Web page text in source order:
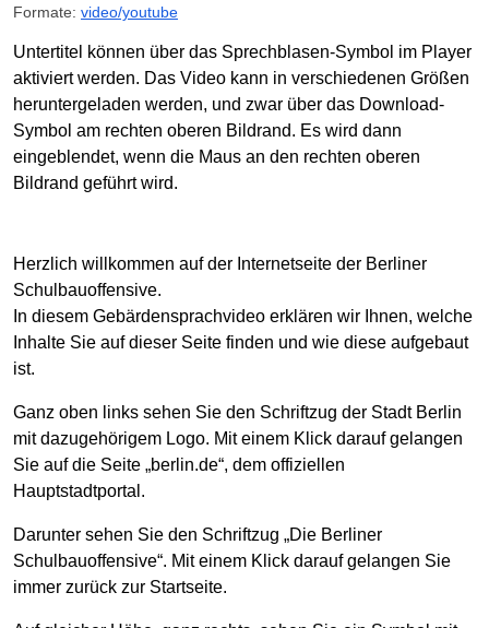
Formate: video/youtube
Untertitel können über das Sprechblasen-Symbol im Player
aktiviert werden. Das Video kann in verschiedenen Größen
heruntergeladen werden, und zwar über das Download-
Symbol am rechten oberen Bildrand. Es wird dann
eingeblendet, wenn die Maus an den rechten oberen
Bildrand geführt wird.
Herzlich willkommen auf der Internetseite der Berliner
Schulbauoffensive.
In diesem Gebärdensprachvideo erklären wir Ihnen, welche
Inhalte Sie auf dieser Seite finden und wie diese aufgebaut
ist.
Ganz oben links sehen Sie den Schriftzug der Stadt Berlin
mit dazugehörigem Logo. Mit einem Klick darauf gelangen
Sie auf die Seite „berlin.de“, dem offiziellen
Hauptstadtportal.
Darunter sehen Sie den Schriftzug „Die Berliner
Schulbauoffensive“. Mit einem Klick darauf gelangen Sie
immer zurück zur Startseite.